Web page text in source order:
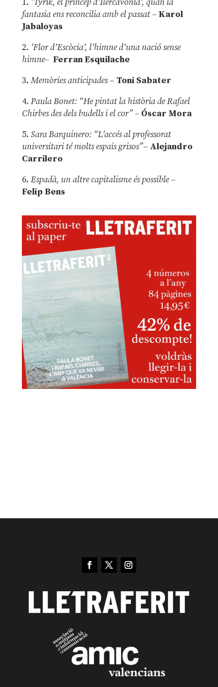
fantasia ens reconcilia amb el passat– Karol
Jabaloyas
2. ‘Flor d’Escòcia’, l’himne d’una nació sense
himne– Ferran Esquilache
3. Memòries anticipades– Toni Sabater
4. Paula Bonet: “He pintat la història de Rafael
Chirbes des dels budells i el cor” –Óscar Mora
5. Sara Barquinero: “L’accés al professorat
universitari té molts espais grisos”– Alejandro
Carrilero
6. Espadà, un altre capitalisme és possible –
Felip Bens